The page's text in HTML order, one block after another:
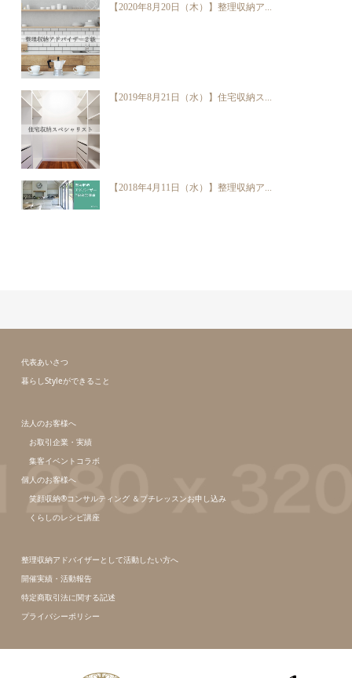
【2020年8月20日（木）】整理収納ア...
【2019年8月21日（水）】住宅収納ス...
【2018年4月11日（水）】整理収納ア...
代表あいさつ
暮らしStyleができること
法人のお客様へ
お取引企業・実績
集客イベントコラボ
個人のお客様へ
笑顔収納®コンサルティング ＆プチレッスンお申し込み
くらしのレシピ講座
整理収納アドバイザーとして活動したい方へ
開催実績・活動報告
特定商取引法に関する記述
プライバシーポリシー